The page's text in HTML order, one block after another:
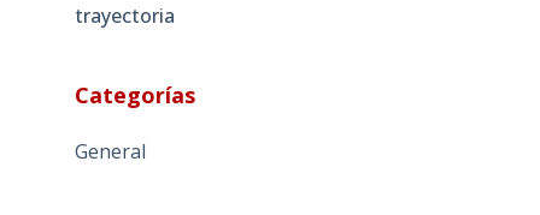
trayectoria
Categorías
General